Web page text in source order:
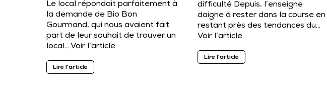
Le local répondait parfaitement à
la demande de Bio Bon
Gourmand, qui nous avaient fait
part de leur souhait de trouver un
local… Voir l’article
Lire l'article
difficulté Depuis, l’enseigne
daigne à rester dans la course en
restant près des tendances du…
Voir l’article
Lire l'article